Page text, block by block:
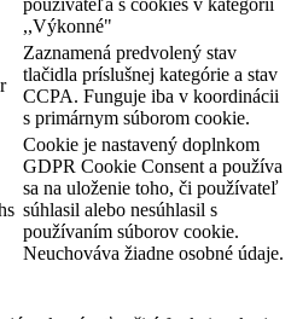
používateľa s cookies v kategórii
,,Výkonné"
Zaznamená predvolený stav
tlačidla príslušnej kategórie a stav
CCPA. Funguje iba v koordinácii
s primárnym súborom cookie.
Cookie je nastavený doplnkom
GDPR Cookie Consent a používa
sa na uloženie toho, či používateľ
súhlasil alebo nesúhlasil s
používaním súborov cookie.
Neuchováva žiadne osobné údaje.